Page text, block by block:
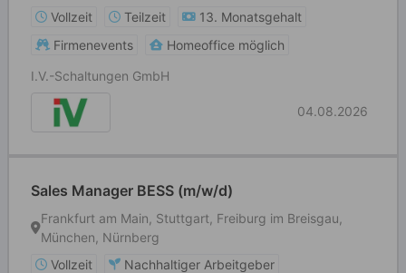
Vollzeit
Teilzeit
13. Monatsgehalt
Firmenevents
Homeoffice möglich
I.V.-Schaltungen GmbH
04.08.2026
Sales Manager BESS (m/w/d)
Frankfurt am Main, Stuttgart, Freiburg im Breisgau,
München, Nürnberg
Vollzeit
Nachhaltiger Arbeitgeber